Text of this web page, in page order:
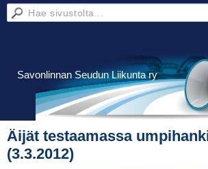
Savonlinnan Seudun Liikunta ry
Äijät testaamassa
(3.3.2012)